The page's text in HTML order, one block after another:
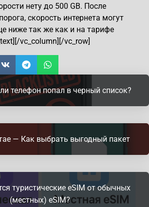
нету до 500 GB. После
скорость интернета могут
ниже так же как и на тарифе
vc_column][/vc_row]
телефон попал в черный список?
— Как выбрать выгодный пакет
туристические eSIM от обычных
(местных) eSIM?